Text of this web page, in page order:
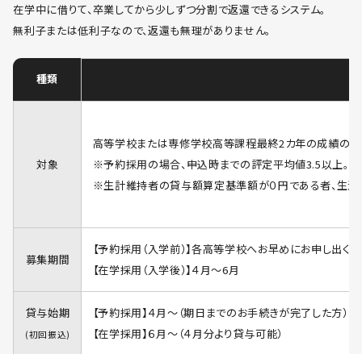
在学中に借りて、卒業してから少しずつ分割で返還できるシステム。
無利子または低利子なので、返還も無理がありません。
種類
対象
高等学校または専修学校高等課程最終2カ年の成績の平
※予約採用の場合、申込時までの評定平均値3.5以上。
※生計維持者の貸与額算定基準額が０円である者、生
募集期間
【予約採用（入学前）】各高等学校へお早めにお申し出くだ
【在学採用（入学後）】４月～6月
貸与始期
(初回振込)
【予約採用】４月～（期日までのお手続きが完了した方）
【在学採用】６月～（４月分より貸与可能）